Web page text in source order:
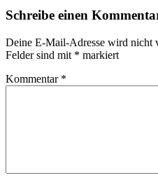
Schreibe einen
Deine E-Mail-Adresse wird nicht
Felder sind mit * markiert
Kommentar *